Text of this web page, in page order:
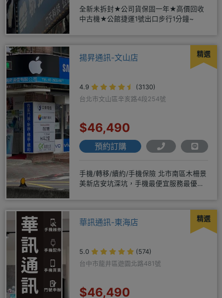
全新未拆封★公司貨保固一年★高價回收
中古機★公館捷運1號出口步行1分鐘~
精選
揚昇通訊-文山店
4.9
(3130)
台北市文山區辛亥路4段254號
$46,490
預約訂購
手機/轉移/續約/手機保險 北市南區木柵景
美新店安坑深坑，手機最便宜服務最優
精選
華訊通訊-東海店
5.0
(574)
台中市龍井區遊園北路481號
$46,490